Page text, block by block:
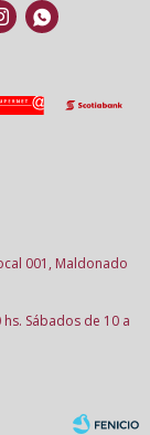

001, Maldonado
Sábados de 10 a